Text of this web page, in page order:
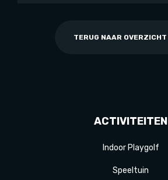
TERUG NAAR OVERZICHT
ACTIVITEITEN
Indoor Playgolf
Speeltuin